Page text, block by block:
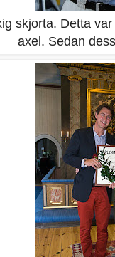
skjorta. Detta
axel. Sedan